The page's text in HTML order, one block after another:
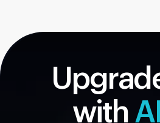
with